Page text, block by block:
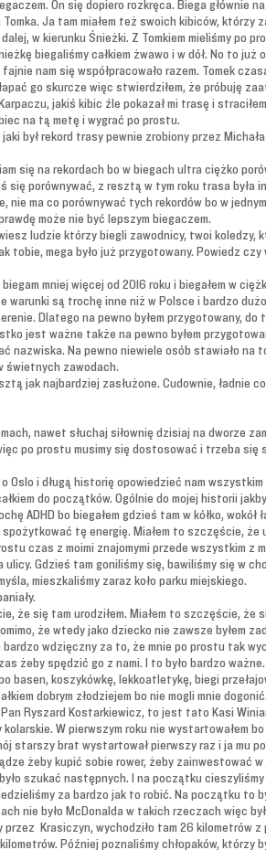
On się dopiero rozkręca. Biega
Ja tam miałem też swoich kibiców, którzy
w kierunku Śnieżki. Z Tomkiem mieliśmy po
biegaliśmy całkiem żwawo i w dół. No to
nam się współpracowało razem. Tomek
go skurcze więc stwierdziłem, że próbuję
jakiś kibic źle pokazał mi trasę i
na tą metę i wygrać po prostu.
był rekord trasy pewnie zrobiony przez
się na rekordach bo w biegach ultra ciężko
porównywać, z resztą w tym roku trasa była
ma co porównywać tych rekordów bo w
może nie być lepszym biegaczem.
ludzie którzy biegli zawodnicy, twoi
tobie, mega było już przygotowany. Powiedz
mniej więcej od 2016 roku i biegałem w
są trochę inne niż w Polsce i bardzo dużo
Dlatego na pewno byłem przygotowany, do
jest ważne także na pewno byłem
nazwiska. Na pewno niewiele osób stawiało na
świetnych zawodach.
jak najbardziej zasłużone. Cudownie, ładnie
nawet słuchaj siłownię dzisiaj na dworze
po prostu musimy się dostosować i trzeba
Oslo i długą historię opowiedzieć nam wszystkim
do początków. Ogólnie do mojej historii
ADHD bo biegałem gdzieś tam w kółko,
tę energię. Miałem to szczęście,
czas z moimi znajomymi przede wszystkim z
Gdzieś tam goniliśmy się, bawiliśmy się w
mieszkaliśmy zaraz koło parku miejskiego.
że się tam urodziłem. Miałem to szczęście, że
że wtedy jako dziecko nie zawsze byłem
wdzięczny za to, że mnie po prostu tak
żeby spędzić go z nami. I to było bardzo
basen, koszykówkę, lekkoatletykę, biegi
dobrym złodziejem bo nie mogli mnie
Ryszard Kostarkiewicz, to jest tato Kasi
W pierwszym roku nie wystartowałem
starszy brat wystartował pierwszy raz i ja mu
żeby kupić sobie rower, żeby zainwestować
szukać następnych. I na początku
za bardzo jak to robić. Na początku to
nie było McDonalda w takich rzeczach więc
Krasiczyn, wychodziło tam 26 kilometrów
Później poznaliśmy chłopaków,